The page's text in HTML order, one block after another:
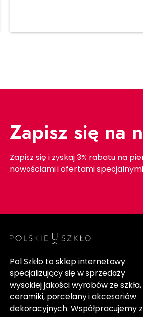
Zapisz się na
Zapisz się i zyskaj 3% rabatu na
nowościami i ofertami
Pol Szkło to sklep internetowy
specjalizujący się w sprzedaży
wysokiej jakości wyrobów ze szkła,
ceramiki, porcelany i akcesoriów
dekoracyjnych. Współpracujemy z